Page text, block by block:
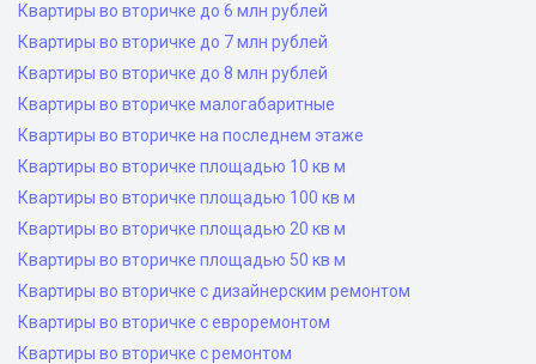
Квартиры во вторичке до 6 млн рублей
Квартиры во вторичке до 7 млн рублей
Квартиры во вторичке до 8 млн рублей
Квартиры во вторичке малогабаритные
Квартиры во вторичке на последнем этаже
Квартиры во вторичке площадью 10 кв м
Квартиры во вторичке площадью 100 кв м
Квартиры во вторичке площадью 20 кв м
Квартиры во вторичке площадью 50 кв м
Квартиры во вторичке с дизайнерским ремонтом
Квартиры во вторичке с евроремонтом
Квартиры во вторичке с ремонтом